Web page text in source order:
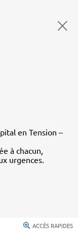
en Tension –
à chacun,
urgences.
ACCÈS RAPIDES